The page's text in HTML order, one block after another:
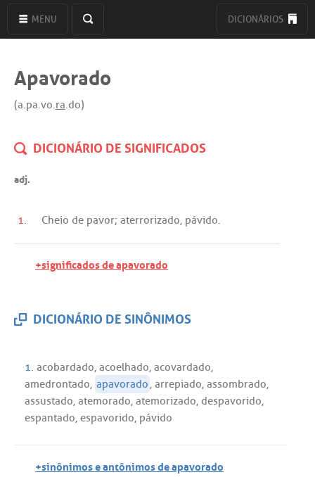
MENU DICIONÁRIOS
Apavorado
(a.pa.vo.ra.do)
DICIONÁRIO DE SIGNIFICADOS
adj.
1. Cheio de pavor; aterrorizado, pávido.
+significados de apavorado
DICIONÁRIO DE SINÔNIMOS
1. acobardado, acoelhado, acovardado,
amedrontado, apavorado, arrepiado, assombrado,
assustado, atemorado, atemorizado, despavorido,
espantado, espavorido, pávido
+sinônimos e antônimos de apavorado